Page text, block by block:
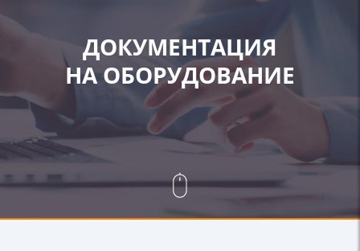
ДОКУМЕНТАЦИЯ
НА ОБОРУДОВАНИЕ